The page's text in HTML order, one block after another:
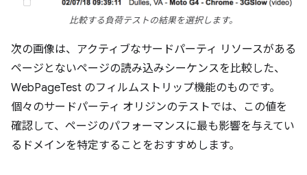
比較する負荷テストの結果を選択します。
次の画像は、アクティブなサードパーティ リソースがある
ページとないページの読み込みシーケンスを比較した、
WebPageTest のフィルムストリップ機能のものです。
個々のサードパーティ オリジンのテストでは、この値を
確認して、ページのパフォーマンスに最も影響を与えてい
るドメインを特定することをおすすめします。